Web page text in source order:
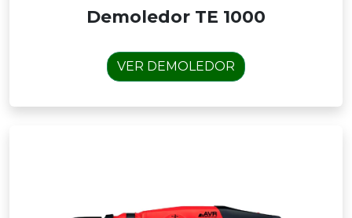
Demoledor TE 1000
VER DEMOLEDOR